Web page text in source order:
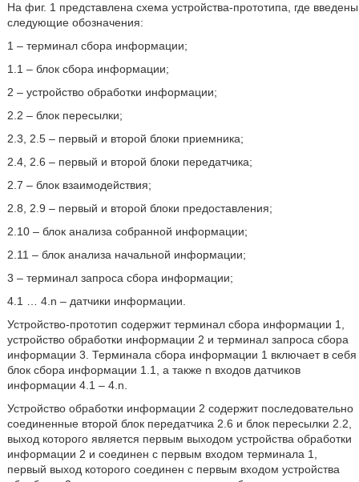
На фиг. 1 представлена схема устройства-прототипа, где введены
следующие обозначения:
1 – терминал сбора информации;
1.1 – блок сбора информации;
2 – устройство обработки информации;
2.2 – блок пересылки;
2.3, 2.5 – первый и второй блоки приемника;
2.4, 2.6 – первый и второй блоки передатчика;
2.7 – блок взаимодействия;
2.8, 2.9 – первый и второй блоки предоставления;
2.10 – блок анализа собранной информации;
2.11 – блок анализа начальной информации;
3 – терминал запроса сбора информации;
4.1 … 4.n – датчики информации.
Устройство-прототип содержит терминал сбора информации 1,
устройство обработки информации 2 и терминал запроса сбора
информации 3. Терминала сбора информации 1 включает в себя
блок сбора информации 1.1, а также n входов датчиков
информации 4.1 – 4.n.
Устройство обработки информации 2 содержит последовательно
соединенные второй блок передатчика 2.6 и блок пересылки 2.2,
выход которого является первым выходом устройства обработки
информации 2 и соединен с первым входом терминала 1,
первый выход которого соединен с первым входом устройства